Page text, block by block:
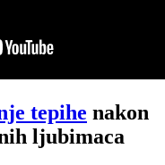
tepihe nakon
ljubimaca